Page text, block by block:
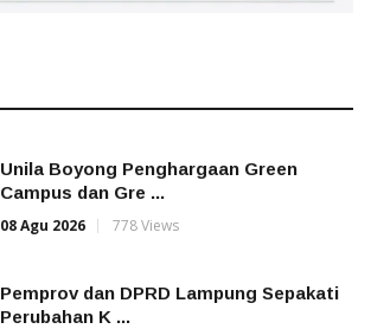
Unila Boyong Penghargaan Green
Campus dan Gre ...
08 Agu 2026
778 Views
Pemprov dan DPRD Lampung Sepakati
Perubahan K ...